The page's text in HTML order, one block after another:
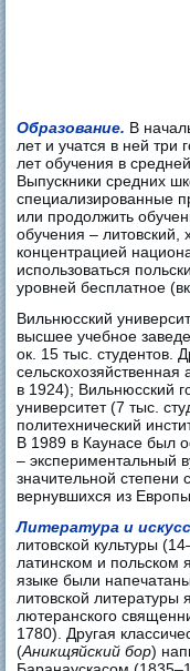
Образование. В
лет и учатся в ней три
лет обучения в
Выпускники средних
специализированные
или продолжить
обучения – литовский,
концентрацией
использоваться
уровней бесплатное
Вильнюсский
высшее учебное
ок. 15 тыс. студентов.
в 1924); Вильнюсский
университет (7 тыс.
политехнический
В 1989 в Каунасе был
– экспериментальный
значительной степени
вернувшихся из
Литература и
литовской культуры
латинском и польском
языке были
литовской литературы
лютеранского
1780). Другая
(Аникщяйский бор)